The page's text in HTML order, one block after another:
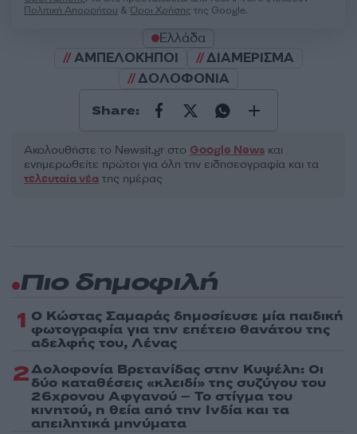
Πολιτική Απορρήτου &Όροι Χρήσης της Google.
Ελλάδα
ΑΜΠΕΛΟΚΗΠΟΙ
ΔΙΑΜΕΡΙΣΜΑ
ΔΟΛΟΦΟΝΙΑ
Share:
Ακολουθήστε το Νewsit.gr στο Google News και
ενημερωθείτε πρώτοι για όλη την ειδησεογραφία και τα
τελευταία νέα της ημέρας
Πιο δημοφιλή
1 Ο Κώστας Σαμαράς δημοσίευσε μία παιδική
φωτογραφία για την επέτειο θανάτου της
αδελφής του, Λένας
2Δολοφονία Βρετανίδας στην Κυψέλη: Οι
δύο καταθέσεις «κλειδί» της συζύγου του
26χρονου Αφγανού – Το στίγμα του
κινητού, η θεία από την Ινδία και τα
απειλητικά μηνύματα